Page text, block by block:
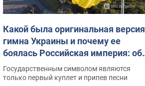
Какой была оригинальная версия
гимна Украины и почему ее
боялась Российская империя: об
этом не рассказывают в школе
Государственным символом являются
только первый куплет и припев песни